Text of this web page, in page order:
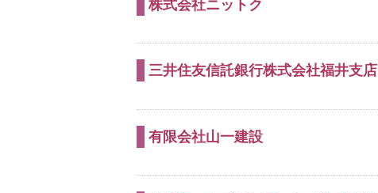
株式会社ニットク
三井住友信託銀行株式会社福井支店
有限会社山一建設